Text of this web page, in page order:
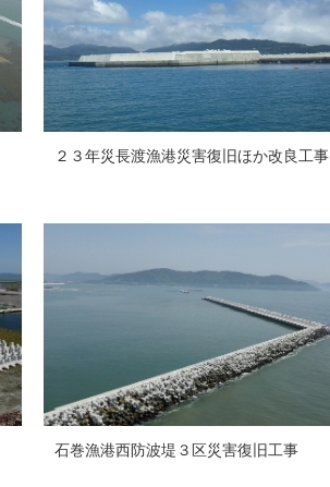
２３年災長渡漁港災害復旧ほか改良工事
石巻漁港西防波堤３区災害復旧工事